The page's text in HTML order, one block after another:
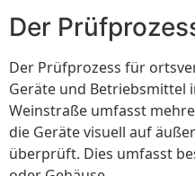
Der
Der Prüfprozess für
Geräte und Betriebsmittel
Weinstraße umfasst
die Geräte visuell auf
überprüft. Dies umfasst